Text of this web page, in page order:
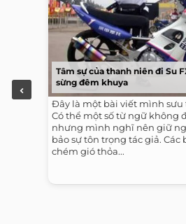
Tâm sự của thanh niên đi Su
sừng đêm khuya
Đây là một bài viết mình
Có thể một số từ ngữ không
nhưng mình nghĩ nên giữ
bảo sự tôn trọng tác giả. Các
chém gió thỏa...